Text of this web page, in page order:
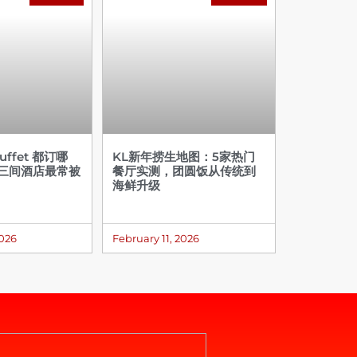
都订哪
间酒店最常被
KL新年捞生地图：5家热门
餐厅实测，团圆饭从传统到
海鲜升级
February 11, 2026